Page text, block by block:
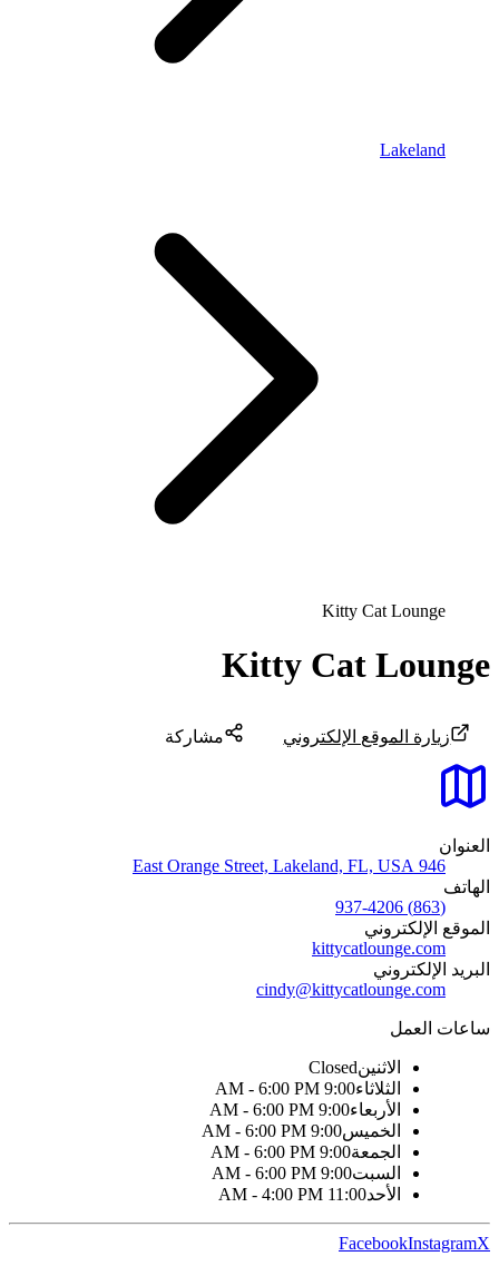
Lakeland
Kitty Cat Lounge
Kitty Cat Lounge
زيارة الموقع الإلكتروني مشاركة
العنوان
946 East Orange Street, Lakeland, FL, USA
الهاتف
(863) 937-4206
الموقع الإلكتروني
kittycatlounge.com
البريد الإلكتروني
cindy@kittycatlounge.com
ساعات العمل
الاثنينClosed
الثلاثاء9:00 AM - 6:00 PM
الأربعاء9:00 AM - 6:00 PM
الخميس9:00 AM - 6:00 PM
الجمعة9:00 AM - 6:00 PM
السبت9:00 AM - 6:00 PM
الأحد11:00 AM - 4:00 PM
FacebookInstagramX